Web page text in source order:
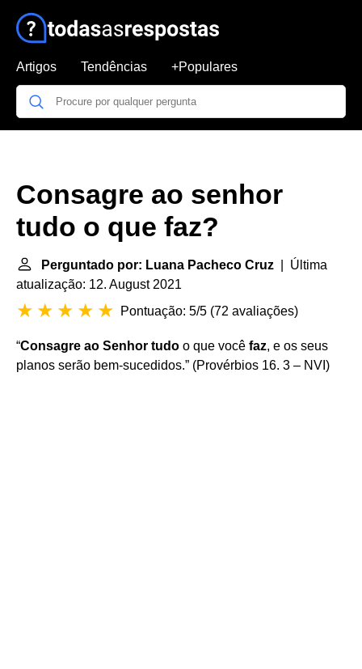
Artigos Tendências +Populares
Consagre ao senhor
tudo o que faz?
Perguntado por: Luana Pacheco Cruz | Última
atualização: 12. August 2021
Pontuação: 5/5 (72 avaliações)
“Consagre ao Senhor tudo o que você faz, e os seus
planos serão bem-sucedidos.” (Provérbios 16. 3 – NVI)